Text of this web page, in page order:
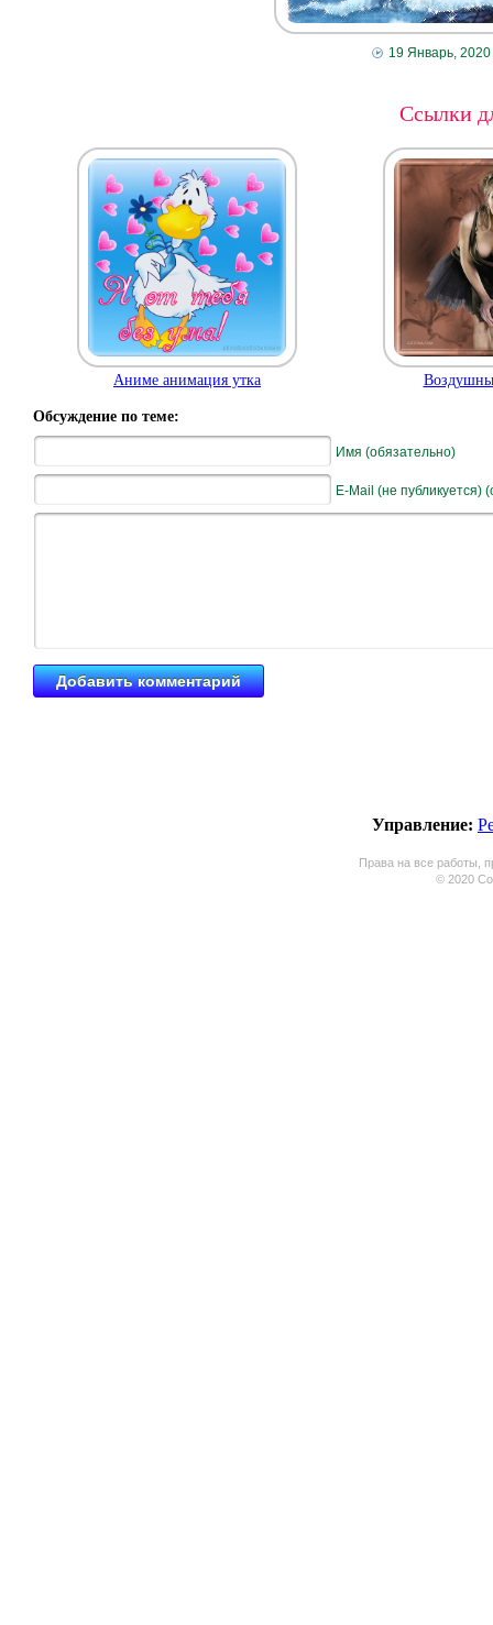
19 Январь, 2020
Ссылки
Аниме анимация утка
Обсуждение по теме:
Имя (обязательно)
E-Mail (не публикуется)
Управление:
Права на все работы,
© 2020